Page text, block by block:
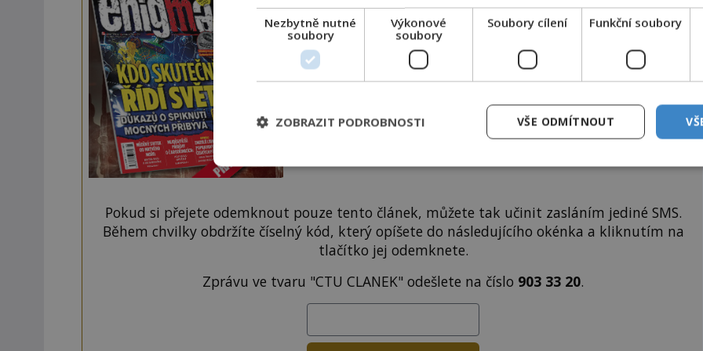
itisícedalšíchskvělých článků.
Navíc od nás obdržíte i celou řadu
!
Pokud si přejete odemknout pouze tento článek, můžete tak učinit zasláním jediné SMS.
Během chvilky obdržíte číselný kód, který opíšete do následujícího okénka a kliknutím na
tlačítko jej odemknete.
Zprávu ve tvaru "CTU CLANEK" odešlete na číslo 903 33 20.
Nezbytně nutné
soubory
Výkonové
soubory
Soubory cílení Funkční soubory
VŠE ODMÍTNOUT
ZOBRAZIT PODROBNOSTI